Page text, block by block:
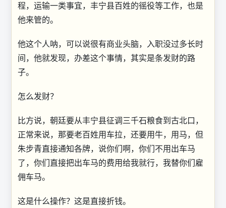
程，运输一类事宜，丰宁县百姓的徭役等工作，也是
他来管的。
他这个人呐，可以说很有商业头脑，入职没过多长时
间，他就发现，办差这个事情，其实是条发财的路
子。
怎么发财？
比方说，朝廷要从丰宁县征调三千石粮食到古北口，
正常来说，那要老百姓用车拉，还要用牛，用马，但
朱步青直接通知各牌，说你们啊，你们不用出车马
了，你们直接把出车马的费用给我就行，我替你们雇
佣车马。
这是什么操作？这是直接折钱。